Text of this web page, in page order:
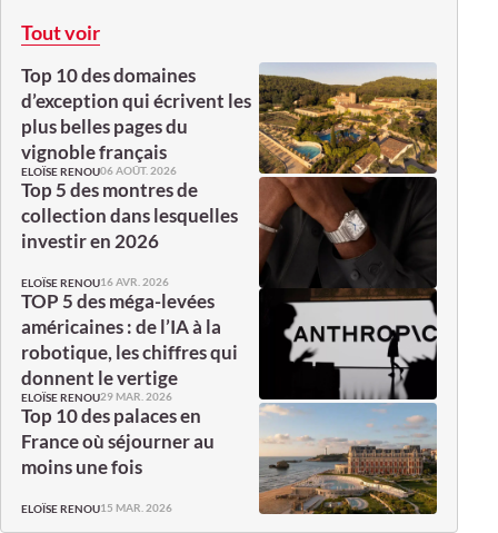
Tout voir
Top 10 des domaines
d’exception qui écrivent les
plus belles pages du
vignoble français
ELOÏSE RENOU06 AOÛT. 2026
Top 5 des montres de
collection dans lesquelles
investir en 2026
ELOÏSE RENOU16 AVR. 2026
TOP 5 des méga-levées
américaines : de l’IA à la
robotique, les chiffres qui
donnent le vertige
ELOÏSE RENOU29 MAR. 2026
Top 10 des palaces en
France où séjourner au
moins une fois
ELOÏSE RENOU15 MAR. 2026